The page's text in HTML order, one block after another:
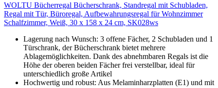
WOLTU Bücherregal Bücherschrank, Standregal mit Schubladen,
Regal mit Tür, Büroregal, Aufbewahrungsregal für Wohnzimmer
Schalfzimmer, Weiß, 30 x 158 x 24 cm, SK028ws
Lagerung nach Wunsch: 3 offene Fächer, 2 Schubladen und 1
Türschrank, der Bücherschrank bietet mehrere
Ablagemöglichkeiten. Dank des abnehmbaren Regals ist die
Höhe der oberen beiden Fächer frei verstellbar, ideal für
unterschiedlich große Artikel
Hochwertig und robust: Aus Melaminharzplatten (E1) und mit